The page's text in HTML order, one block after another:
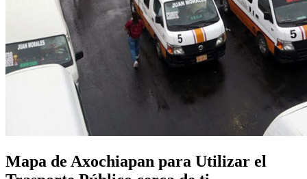
Mapa de Axochiapan para Utilizar el